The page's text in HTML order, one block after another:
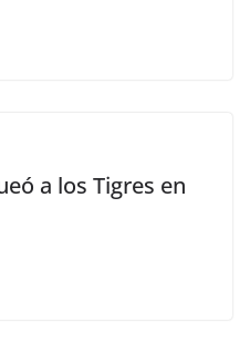
a los Tigres en